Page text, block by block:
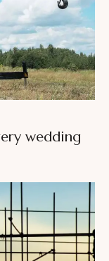
wedding